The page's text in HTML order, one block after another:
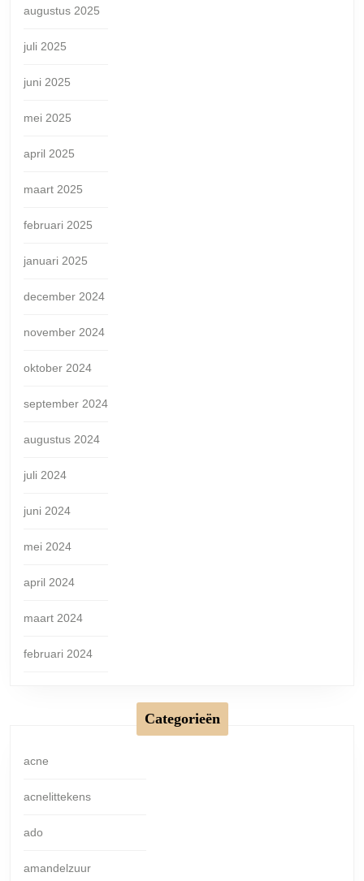
augustus 2025
juli 2025
juni 2025
mei 2025
april 2025
maart 2025
februari 2025
januari 2025
december 2024
november 2024
oktober 2024
september 2024
augustus 2024
juli 2024
juni 2024
mei 2024
april 2024
maart 2024
februari 2024
Categorieën
acne
acnelittekens
ado
amandelzuur